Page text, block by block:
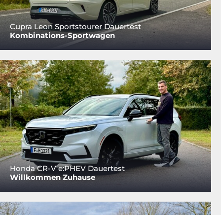
Cupra Leon Sportstourer Dauertest
Kombinations-Sportwagen
Honda CR-V e:PHEV Dauertest
Willkommen Zuhause